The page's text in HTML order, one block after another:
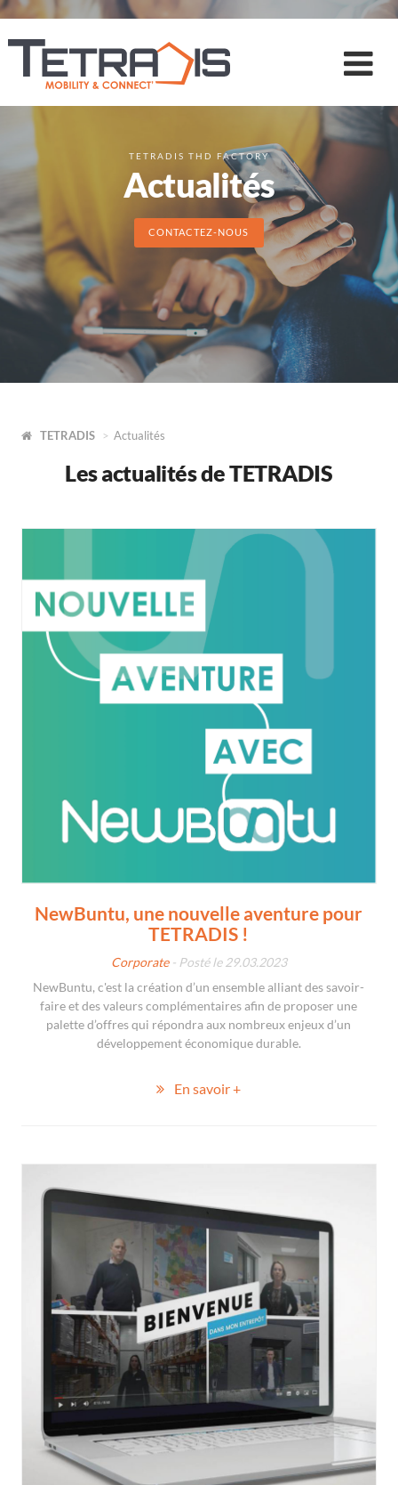
TETRADIS THD FACTORY
Actualités
CONTACTEZ-NOUS
TETRADIS Actualités
Les actualités de TETRADIS
NewBuntu, une nouvelle aventure pour
TETRADIS !
Corporate- Posté le 29.03.2023
NewBuntu, c'est la création d’un ensemble alliant des savoir-
faire et des valeurs complémentaires afin de proposer une
palette d’offres qui répondra aux nombreux enjeux d’un
développement économique durable.
En savoir +